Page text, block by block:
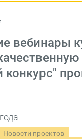
вебинары
конкурс"
Новости проектов